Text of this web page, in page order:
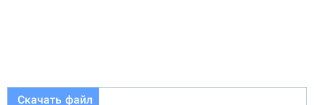
Скачать файл